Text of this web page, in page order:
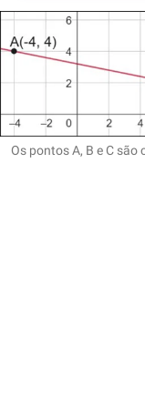
Os pontos A, B e C